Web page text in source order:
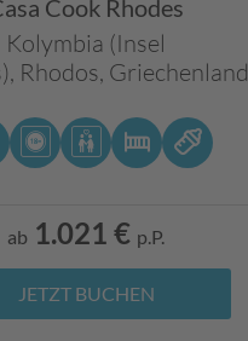
Cook Rhodes
Kolymbia (Insel
Rhodos, Griechenland
ab 1.021 € p.P.
JETZT BUCHEN